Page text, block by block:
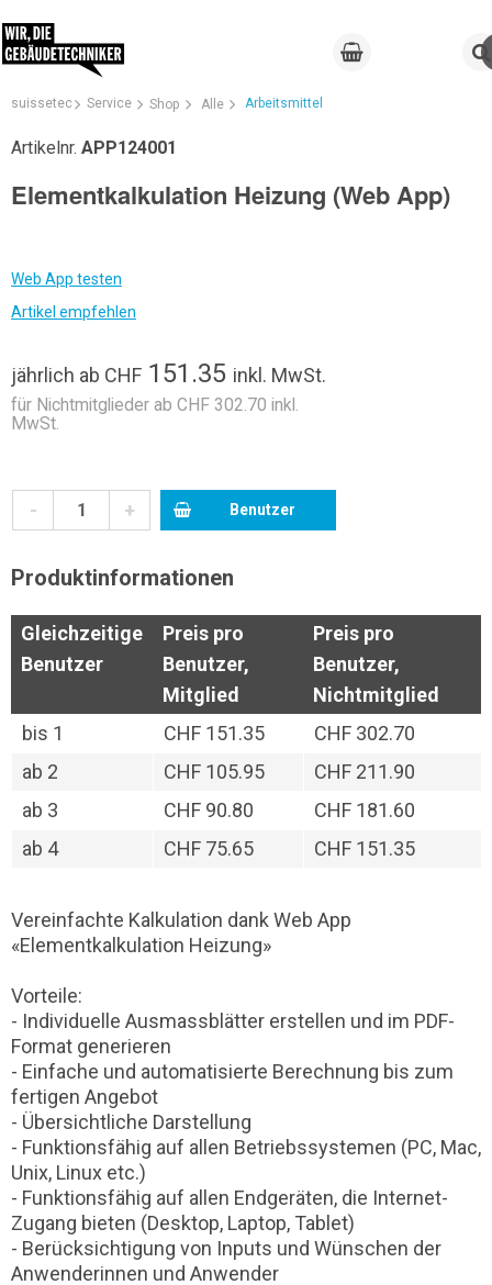
suissetec Service Shop Alle Arbeitsmittel
Artikelnr. APP124001
Elementkalkulation Heizung (Web App)
Web App testen
Artikel empfehlen
jährlich ab CHF 151.35 inkl. MwSt.
für Nichtmitglieder ab CHF 302.70 inkl.
MwSt.
- + Benutzer
Produktinformationen
Gleichzeitige
Benutzer
Preis pro
Benutzer,
Mitglied
Preis pro
Benutzer,
Nichtmitglied
bis 1 CHF 151.35
CHF 302.70
ab 2 CHF 105.95
CHF 211.90
ab 3 CHF 90.80
CHF 181.60
ab 4 CHF 75.65 CHF 151.35
Vereinfachte Kalkulation dank Web App
«Elementkalkulation Heizung»
Vorteile:
- Individuelle Ausmassblätter erstellen und im PDF-
Format generieren
- Einfache und automatisierte Berechnung bis zum
fertigen Angebot
- Übersichtliche Darstellung
- Funktionsfähig auf allen Betriebssystemen (PC, Mac,
Unix, Linux etc.)
- Funktionsfähig auf allen Endgeräten, die Internet-
Zugang bieten (Desktop, Laptop, Tablet)
- Berücksichtigung von Inputs und Wünschen der
Anwenderinnen und Anwender